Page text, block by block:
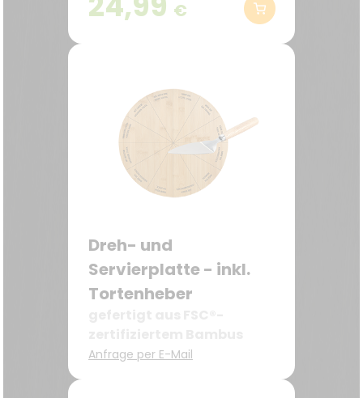
€
Dreh- und
Servierplatte - inkl.
Tortenheber
Anfrage per E-Mail